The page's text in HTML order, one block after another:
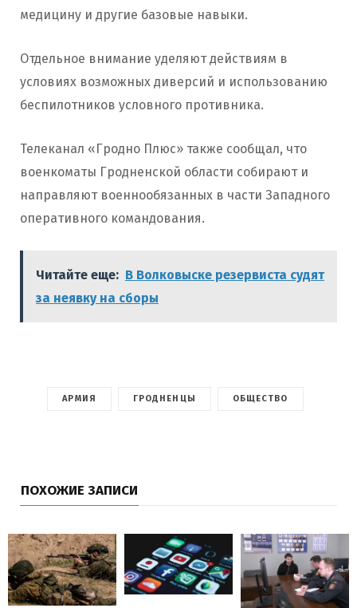
медицину и другие базовые навыки.
Отдельное внимание уделяют действиям в
условиях возможных диверсий и использованию
беспилотников условного противника.
Телеканал «Гродно Плюс» также сообщал, что
военкоматы Гродненской области собирают и
направляют военнообязанных в части Западного
оперативного командования.
Читайте еще: В Волковыске резервиста судят
за неявку на сборы
АРМИЯ ГРОДНЕНЦЫ ОБЩЕСТВО
ПОХОЖИЕ ЗАПИСИ